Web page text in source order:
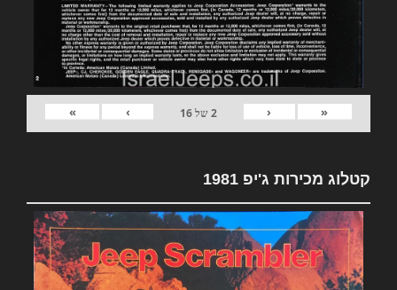
«
‹
2של16
›
»
קטלוג מכירות ג'יפ 1981